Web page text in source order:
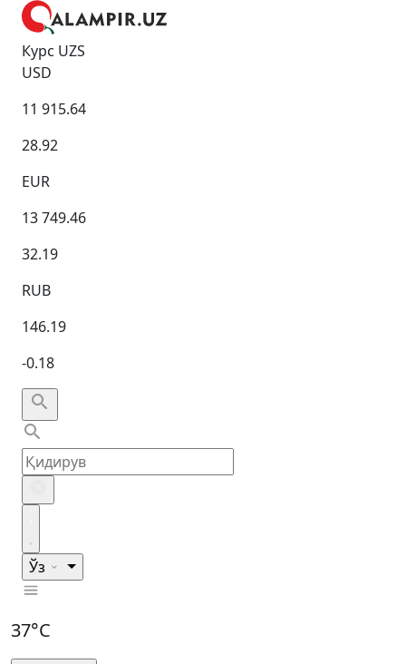
Курс UZS
USD
11 915.64
28.92
EUR
13 749.46
32.19
RUB
146.19
-0.18
Ўз
37°C